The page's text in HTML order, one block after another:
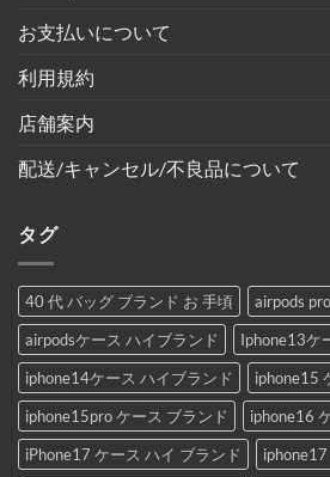
お支払いについて
利用規約
店舗案内
配送/キャンセル/不良品について
タグ
40 代 バッグ ブランド お 手頃
airpods
airpodsケース ハイブランド
Iphone13ケ
iphone14ケース ハイブランド
iphone15
iphone15pro ケース ブランド
iphone16
iPhone17 ケース ハイ ブランド